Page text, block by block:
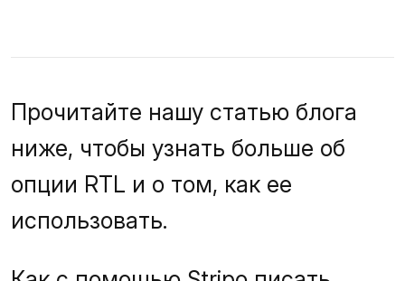
Прочитайте нашу статью блога
ниже, чтобы узнать больше об
опции RTL и о том, как ее
использовать.